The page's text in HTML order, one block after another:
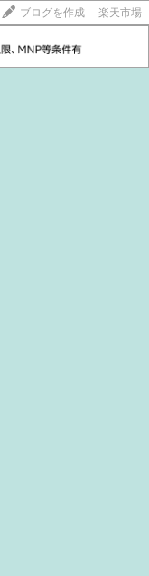
ブログを作成 楽天市場